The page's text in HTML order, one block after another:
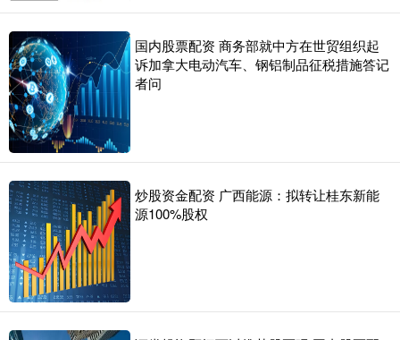
国内股票配资 商务部就中方在世贸组织起
诉加拿大电动汽车、钢铝制品征税措施答记
者问
炒股资金配资 广西能源：拟转让桂东新能
源100%股权